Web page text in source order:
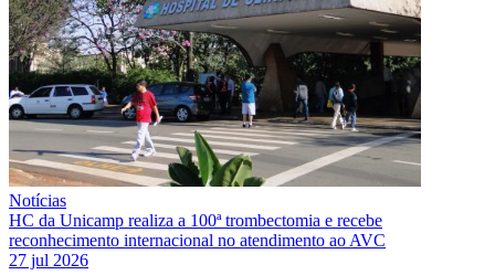
Notícias
HC da Unicamp realiza a 100ª trombectomia e recebe
reconhecimento internacional no atendimento ao AVC
27 jul 2026